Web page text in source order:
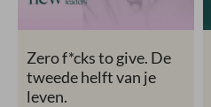
Zero f*cks to give. De
tweede helft van je
leven.